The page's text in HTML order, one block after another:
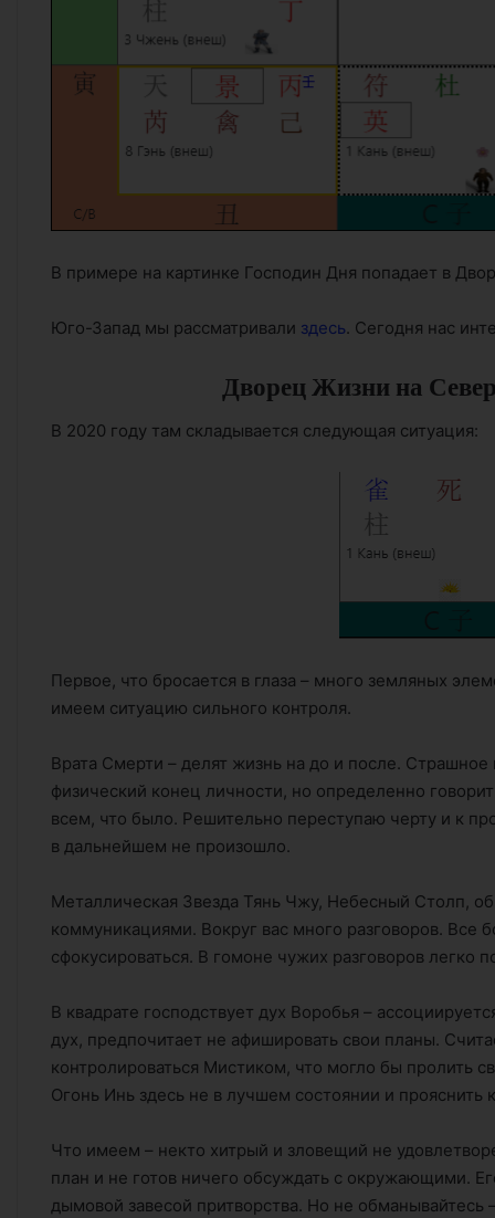
В примере на картинке Господин Дня попадает в
Юго-Запад мы рассматривали здесь. Сегодня нас
Дворец Жизни на
В 2020 году там складывается следующая ситуация:
Первое, что бросается в глаза – много земляных
имеем ситуацию сильного контроля.
Врата Смерти – делят жизнь на до и после. Страшное
физический конец личности, но определенно
всем, что было. Решительно переступаю черту и к
в дальнейшем не произошло.
Металлическая Звезда Тянь Чжу, Небесный Столп,
коммуникациями. Вокруг вас много разговоров. Все
сфокусироваться. В гомоне чужих разговоров легко
В квадрате господствует дух Воробья –
дух, предпочитает не афишировать свои планы.
контролироваться Мистиком, что могло бы пролить
Огонь Инь здесь не в лучшем состоянии и прояснить
Что имеем – некто хитрый и зловещий не
план и не готов ничего обсуждать с окружающими.
дымовой завесой притворства. Но не